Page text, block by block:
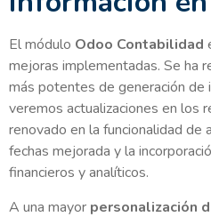
El módulo Odoo Contabilidad
mejoras implementadas. Se ha
más potentes de generación de
veremos actualizaciones en los
renovado en la funcionalidad de
fechas mejorada y la
financieros y analíticos.
A una mayor personalización